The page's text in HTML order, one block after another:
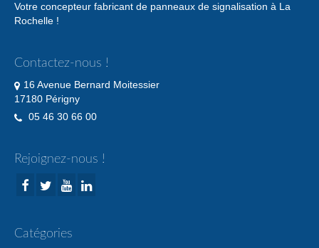
Votre concepteur fabricant de panneaux de signalisation à La
Rochelle !
Contactez-nous !
16 Avenue Bernard Moitessier
17180 Périgny
05 46 30 66 00
Rejoignez-nous !
Catégories